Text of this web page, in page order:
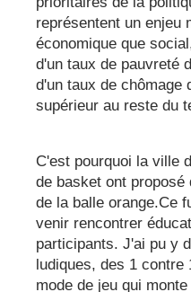
représentent un enjeu
économique que
d'un taux de pauvreté
d'un taux de chômage
supérieur au reste du
C'est pourquoi la ville
de basket ont
de la balle orange.Ce
venir rencontrer
participants. J'ai pu y
ludiques, des 1 contre
mode de jeu qui